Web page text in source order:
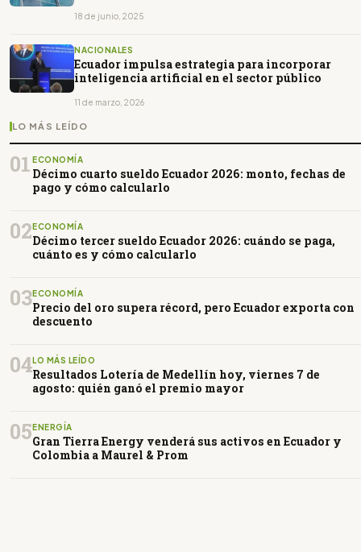
18 de junio, 2025
NACIONALES
Ecuador impulsa estrategia para incorporar
inteligencia artificial en el sector público
11 de marzo, 2026
LO MÁS LEÍDO
01 ECONOMÍA
Décimo cuarto sueldo Ecuador 2026: monto, fechas de
pago y cómo calcularlo
02ECONOMÍA
Décimo tercer sueldo Ecuador 2026: cuándo se paga,
cuánto es y cómo calcularlo
03ECONOMÍA
Precio del oro supera récord, pero Ecuador exporta con
descuento
04LO MÁS LEÍDO
Resultados Lotería de Medellín hoy, viernes 7 de
agosto: quién ganó el premio mayor
05ENERGÍA
Gran Tierra Energy venderá sus activos en Ecuador y
Colombia a Maurel & Prom